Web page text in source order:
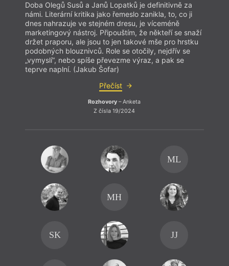
Doba Olegů Susů a Janů Lopatků je definitivně za
námi. Literární kritika jako řemeslo zanikla, to, co ji
dnes nahrazuje ve stejném dresu, je víceméně
marketingový nástroj. Připouštím, že někteří se snaží
držet praporu, ale jsou to jen takové mše pro hrstku
podobných blouznivců. Role se otočily, nejdřív se
„vymyslí“, nebo spíše převezme výraz, a pak se
teprve naplní. (Jakub Šofar)
Přečíst
Rozhovory – Anketa
Z čísla 19/2024
ML
MH
SK JJ